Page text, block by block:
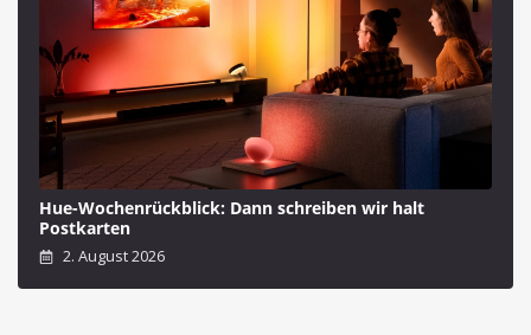
Hue-Wochenrückblick: Dann schreiben wir halt
Postkarten
2. August 2026